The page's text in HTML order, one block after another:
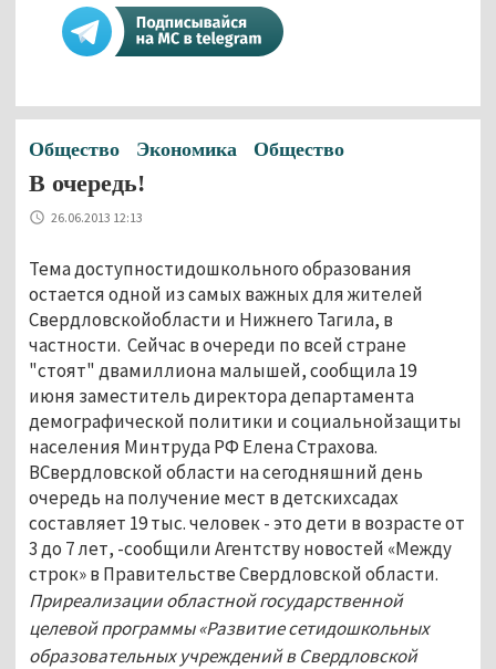
Общество Экономика Общество
В очередь!
26.06.2013 12:13
Тема доступностидошкольного образования
остается одной из самых важных для жителей
Свердловскойобласти и Нижнего Тагила, в
частности. Сейчас в очереди по всей стране
"стоят" двамиллиона малышей, сообщила 19
июня заместитель директора департамента
демографической политики и социальнойзащиты
населения Минтруда РФ Елена Страхова.
ВСвердловской области на сегодняшний день
очередь на получение мест в детскихсадах
составляет 19 тыс. человек - это дети в возрасте от
3 до 7 лет, -сообщили Агентству новостей «Между
строк» в Правительстве Свердловской области.
Приреализации областной государственной
целевой программы «Развитие сетидошкольных
образовательных учреждений в Свердловской